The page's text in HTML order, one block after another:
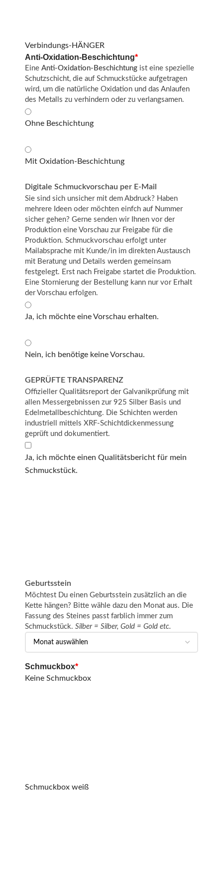
Verbindungs-HÄNGER
*
Anti-Oxidation-Beschichtung
Eine Anti-Oxidation-Beschichtung ist eine spezielle
Schutzschicht, die auf Schmuckstücke aufgetragen
wird, um die natürliche Oxidation und das Anlaufen
des Metalls zu verhindern oder zu verlangsamen.
Ohne Beschichtung
Mit Oxidation-Beschichtung
Digitale Schmuckvorschau per E-Mail
Sie sind sich unsicher mit dem Abdruck? Haben
mehrere Ideen oder möchten einfch auf Nummer
sicher gehen? Gerne senden wir Ihnen vor der
Produktion eine Vorschau zur Freigabe für die
Produktion. Schmuckvorschau erfolgt unter
Mailabsprache mit Kunde/in im direkten Austausch
mit Beratung und Details werden gemeinsam
festgelegt. Erst nach Freigabe startet die Produktion.
Eine Stornierung der Bestellung kann nur vor Erhalt
der Vorschau erfolgen.
Ja, ich möchte eine Vorschau erhalten.
Nein, ich benötige keine Vorschau.
GEPRÜFTE TRANSPARENZ
Offizieller Qualitätsreport der Galvanikprüfung mit
allen Messergebnissen zur 925 Silber Basis und
Edelmetallbeschichtung. Die Schichten werden
industriell mittels XRF-Schichtdickenmessung
geprüft und dokumentiert.
Ja, ich möchte einen Qualitätsbericht für mein
Schmuckstück.
Geburtsstein
Möchtest Du einen Geburtsstein zusätzlich an die
Kette hängen? Bitte wähle dazu den Monat aus. Die
Fassung des Steines passt farblich immer zum
Schmuckstück. Silber = Silber, Gold = Gold etc.
*
Schmuckbox
Keine Schmuckbox
Schmuckbox weiß